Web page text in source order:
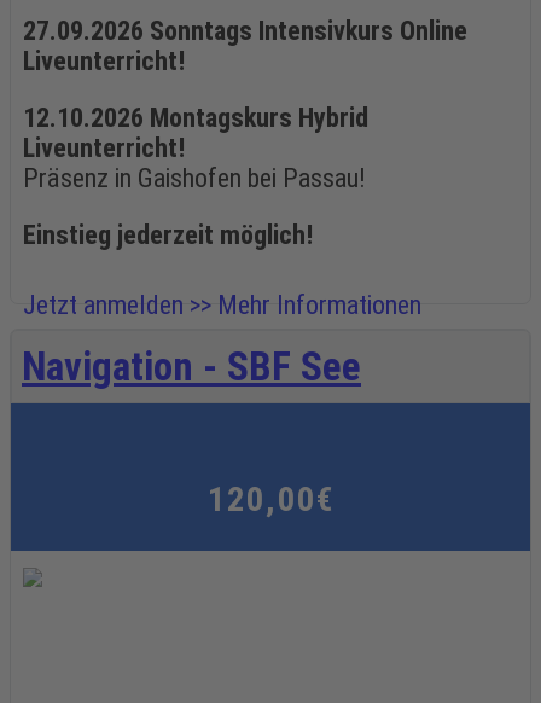
27.09.2026 Sonntags Intensivkurs Online
Liveunterricht!
12.10.2026 Montagskurs Hybrid
Liveunterricht!
Präsenz in Gaishofen bei Passau!
Einstieg jederzeit möglich!
Jetzt anmelden >> Mehr Informationen
Navigation - SBF See
120,00€